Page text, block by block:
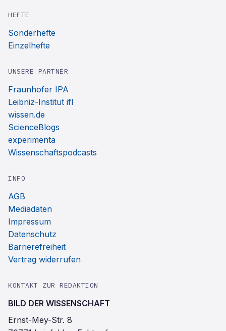
HEFTE
Sonderhefte
Einzelhefte
UNSERE PARTNER
Fraunhofer IPA
Leibniz-Institut ifl
wissen.de
ScienceBlogs
experimenta
Wissenschaftspodcasts
INFO
AGB
Mediadaten
Impressum
Datenschutz
Barrierefreiheit
Vertrag widerrufen
KONTAKT ZUR REDAKTION
BILD DER WISSENSCHAFT
Ernst-Mey-Str. 8